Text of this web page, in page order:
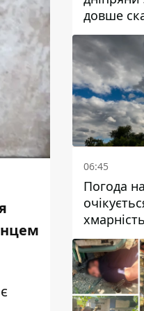
довше
на 2027
06:45
Погода
дощ